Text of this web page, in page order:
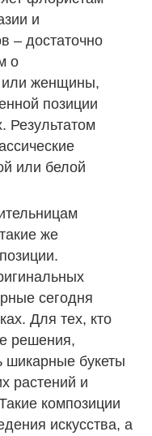
и
– достаточно
о
или женщины,
позиции
Результатом
или белой
же
сегодня
Для тех, кто
решения,
шикарные букеты
растений и
композиции
искусства, а